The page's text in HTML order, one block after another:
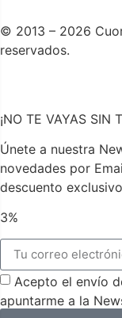
© 2013 – 2026
reservados.
¡NO TE VAYAS SIN
Únete a nuestra
novedades por
descuento
3%
Acepto el envío
apuntarme a la